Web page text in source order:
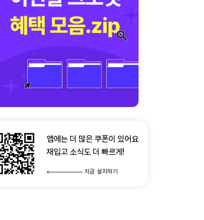
앱에는 더 많은 쿠폰이 있어요
재입고 소식도 더 빠르게!
지금 설치하기